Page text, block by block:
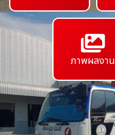
ภาพผลงาน